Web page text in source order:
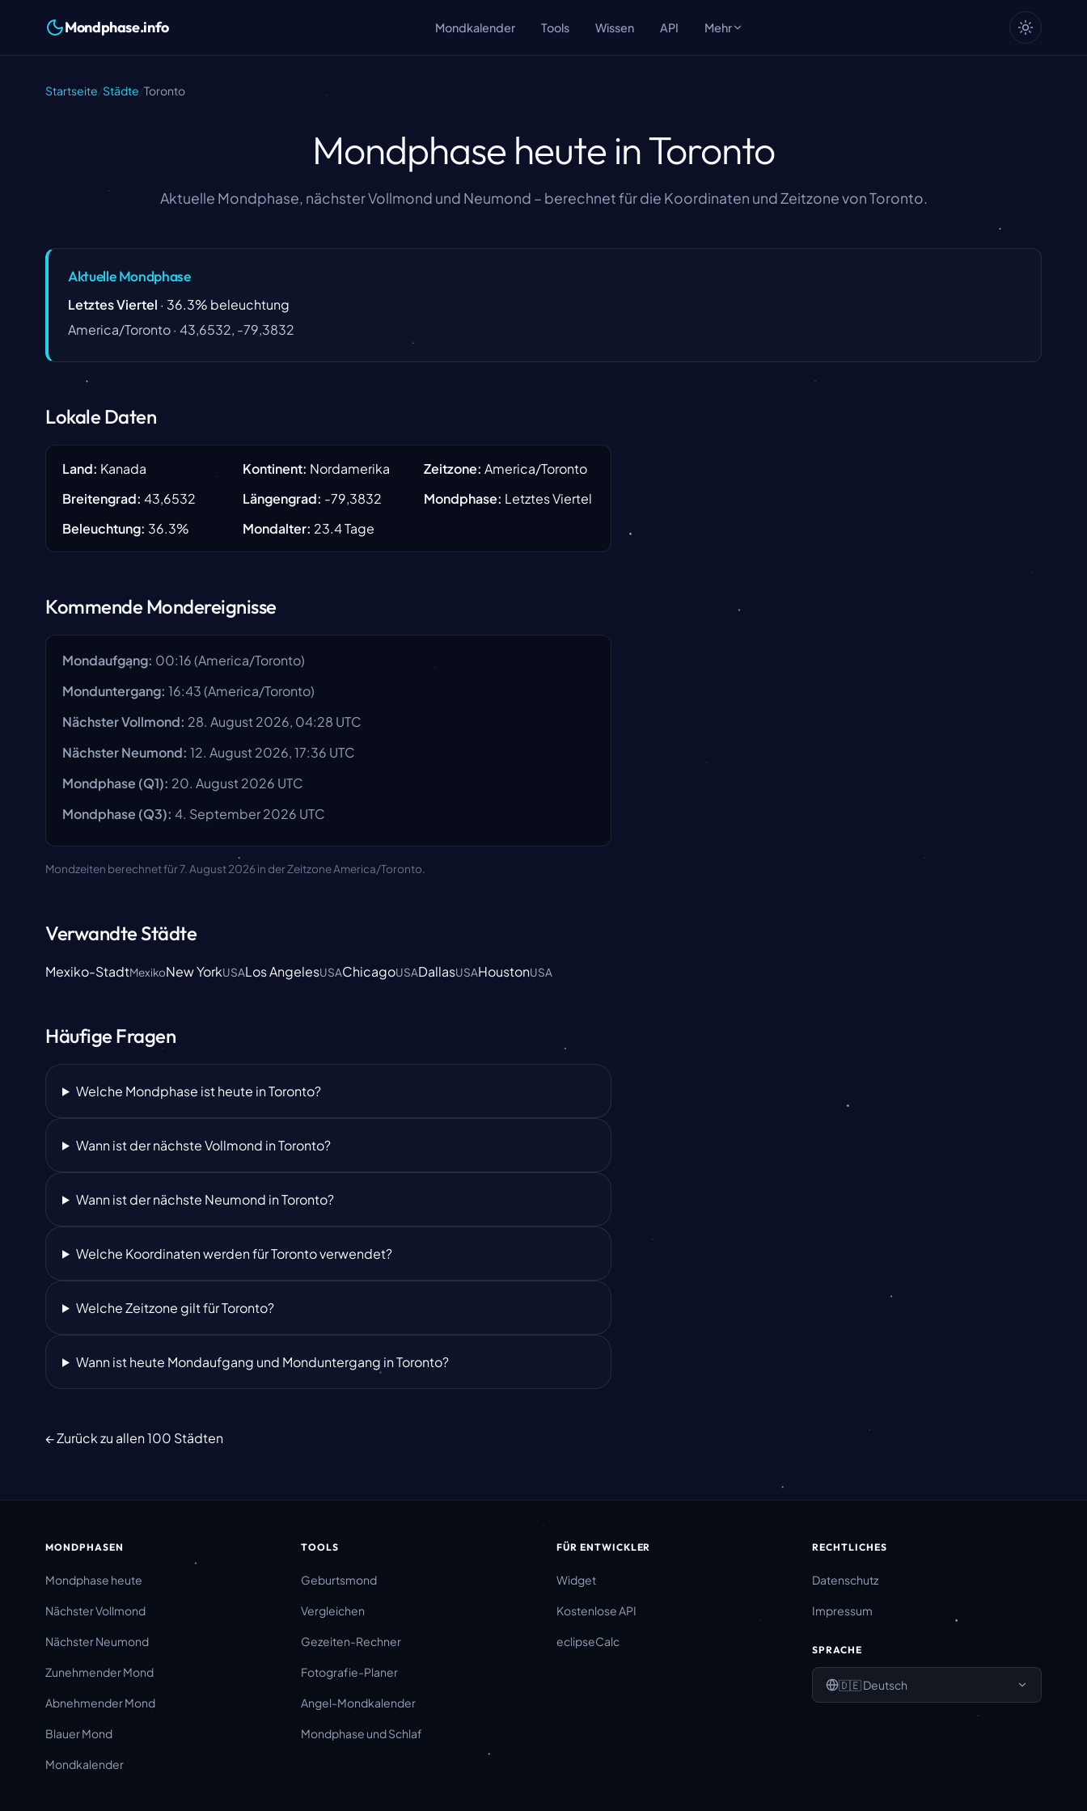
Mondphase.info Mondkalender Tools Wissen API Mehr
Startseite Städte Toronto
Mondphase heute in Toronto
Aktuelle Mondphase, nächster Vollmond und Neumond – berechnet für die Koordinaten und Zeitzone von Toronto.
Aktuelle Mondphase
Letztes Viertel · 36.3% beleuchtung
America/Toronto· 43,6532, -79,3832
Lokale Daten
Land: Kanada Kontinent: Nordamerika Zeitzone: America/Toronto
Breitengrad: 43,6532 Längengrad: -79,3832 Mondphase: Letztes Viertel
Beleuchtung: 36.3% Mondalter: 23.4Tage
Kommende Mondereignisse
Mondaufgang: 00:16(America/Toronto)
Monduntergang: 16:43(America/Toronto)
Nächster Vollmond: 28. August 2026, 04:28 UTC
Nächster Neumond: 12. August 2026, 17:36 UTC
Mondphase (Q1): 20. August 2026 UTC
Mondphase (Q3): 4. September 2026 UTC
Mondzeiten berechnet für 7. August 2026 in der Zeitzone America/Toronto.
Verwandte Städte
Mexiko-StadtMexikoNew YorkUSALos AngelesUSAChicagoUSADallasUSAHoustonUSA
Häufige Fragen
Welche Mondphase ist heute in Toronto?
Wann ist der nächste Vollmond in Toronto?
Wann ist der nächste Neumond in Toronto?
Welche Koordinaten werden für Toronto verwendet?
Welche Zeitzone gilt für Toronto?
Wann ist heute Mondaufgang und Monduntergang in Toronto?
← Zurück zu allen 100 Städten
MONDPHASEN
Mondphase heute
Nächster Vollmond
Nächster Neumond
Zunehmender Mond
Abnehmender Mond
Blauer Mond
Mondkalender
TOOLS
Geburtsmond
Vergleichen
Gezeiten-Rechner
Fotografie-Planer
Angel-Mondkalender
Mondphase und Schlaf
FÜR ENTWICKLER
Widget
Kostenlose API
eclipseCalc
RECHTLICHES
Datenschutz
Impressum
SPRACHE
🇩🇪Deutsch